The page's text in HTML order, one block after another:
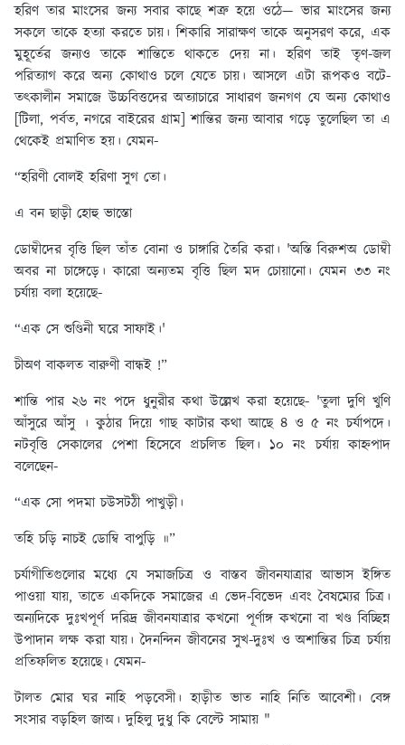
হরিণ তার মাংসের জন্য সবার কাছে শত্রু হয়ে ওঠে— ভার মাংসের জন্য
সকলে তাকে হত্যা করতে চায়। শিকারি সারাক্ষণ তাকে অনুসরণ করে, এক
মুহূর্তের জন্যও তাকে শান্তিতে থাকতে দেয় না। হরিণ তাই তৃণ-জল
পরিত্যাগ করে অন্য কোথাও চলে যেতে চায়। আসলে এটা রূপকও বটে-
তৎকালীন সমাজে উচ্চবিত্তদের অত্যাচারে সাধারণ জনগণ যে অন্য কোথাও
[টিলা, পর্বত, নগরে বাইরের গ্রাম] শান্তির জন্য আবার গড়ে তুলেছিল তা এ
থেকেই প্রমাণিত হয়। যেমন-
“হরিণী বোলই হরিণা সুগ তো।
এ বন ছাড়ী হোহু ভাস্তো
ডোম্বীদের বৃত্তি ছিল তাঁত বোনা ও চাঙ্গারি তৈরি করা। 'অস্তি বিরুশঅ ডোম্বী
অবর না চাঙ্গেড়ে। কারো অন্যতম বৃত্তি ছিল মদ চোয়ানো। যেমন ৩৩ নং
চর্যায় বলা হয়েছে-
“এক সে শুণ্ডিনী ঘরে সাফাই।'
চীঅণ বাকলত বারুণী বান্ধই !”
শান্তি পার ২৬ নং পদে ধুনুরীর কথা উল্লেখ করা হয়েছে- 'তুলা দুণি খুণি
আঁসুরে আঁসু । কুঠার দিয়ে গাছ কাটার কথা আছে ৪ ও ৫ নং চর্যাপদে।
নটবৃত্তি সেকালের পেশা হিসেবে প্রচলিত ছিল। ১০ নং চর্যায় কাহ্নপাদ
বলেছেন-
“এক সো পদমা চউসটঠী পাখুড়ী।
তহি চড়ি নাচই ডোম্বি বাপুড়ি ॥”
চর্যাগীতিগুলোর মধ্যে যে সমাজচিত্র ও বাস্তব জীবনযাত্রার আভাস ইঙ্গিত
পাওয়া যায়, তাতে একদিকে সমাজের এ ভেদ-বিভেদ এবং বৈষম্যের চিত্র।
অন্যদিকে দুঃখপূর্ণ দরিদ্র জীবনযাত্রার কখনো পূর্ণাঙ্গ কখনো বা খণ্ড বিচ্ছিন্ন
উপাদান লক্ষ করা যায়। দৈনন্দিন জীবনের সুখ-দুঃখ ও অশান্তির চিত্র চর্যায়
প্রতিফলিত হয়েছে। যেমন-
টালত মোর ঘর নাহি পড়বেসী। হাড়ীত ভাত নাহি নিতি আবেশী। বেঙ্গ
সংসার বড়হিল জাঅ। দুহিলু দুধু কি বেল্টে সামায় "